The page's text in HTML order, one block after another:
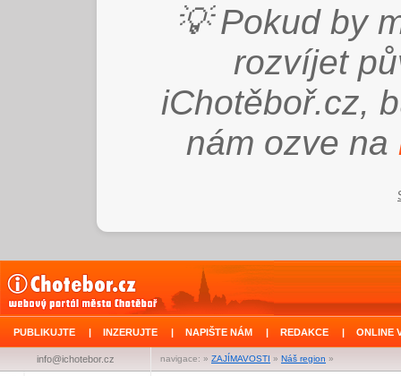
💡 Pokud by
rozvíjet
iChotěboř.cz,
nám ozve na
PUBLIKUJTE | INZERUJTE | NAPIŠTE NÁM | REDAKCE | ONLINE
navigace: » ZAJÍMAVOSTI » Náš region »
info@ichotebor.cz